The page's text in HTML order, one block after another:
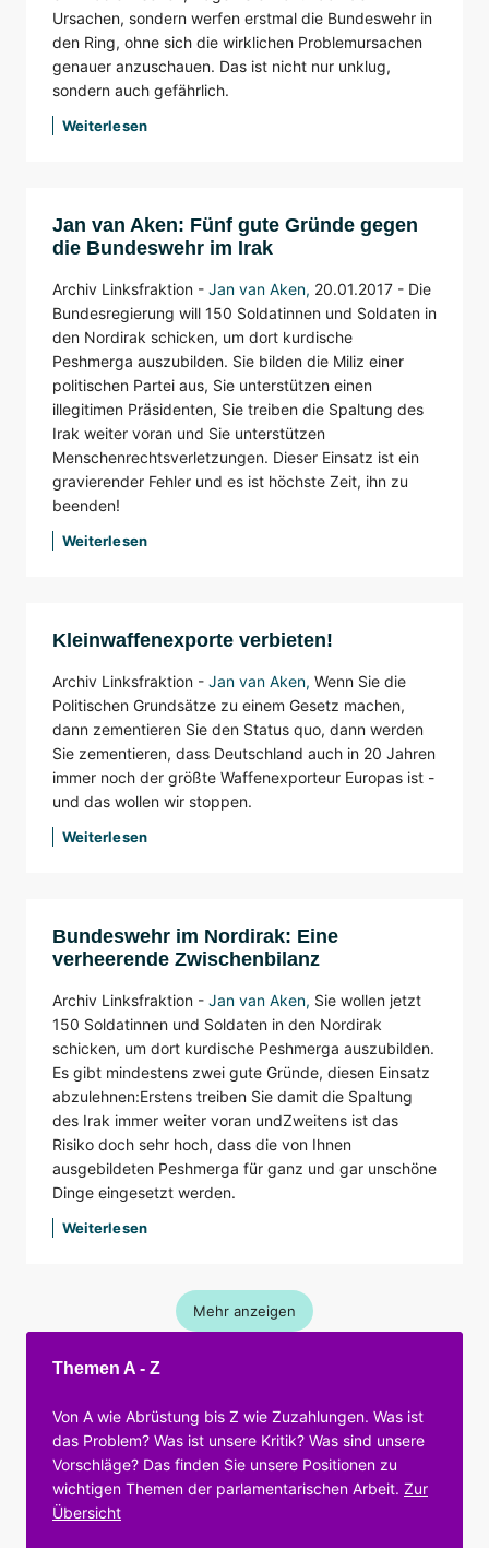
Ursachen, sondern werfen erstmal die Bundeswehr in
den Ring, ohne sich die wirklichen Problemursachen
genauer anzuschauen. Das ist nicht nur unklug,
sondern auch gefährlich.
Weiterlesen
Jan van Aken: Fünf gute Gründe gegen
die Bundeswehr im Irak
Archiv Linksfraktion - Jan van Aken, 20.01.2017 - Die
Bundesregierung will 150 Soldatinnen und Soldaten in
den Nordirak schicken, um dort kurdische
Peshmerga auszubilden. Sie bilden die Miliz einer
politischen Partei aus, Sie unterstützen einen
illegitimen Präsidenten, Sie treiben die Spaltung des
Irak weiter voran und Sie unterstützen
Menschenrechtsverletzungen. Dieser Einsatz ist ein
gravierender Fehler und es ist höchste Zeit, ihn zu
beenden!
Weiterlesen
Kleinwaffenexporte verbieten!
Archiv Linksfraktion - Jan van Aken, Wenn Sie die
Politischen Grundsätze zu einem Gesetz machen,
dann zementieren Sie den Status quo, dann werden
Sie zementieren, dass Deutschland auch in 20 Jahren
immer noch der größte Waffenexporteur Europas ist -
und das wollen wir stoppen.
Weiterlesen
Bundeswehr im Nordirak: Eine
verheerende Zwischenbilanz
Archiv Linksfraktion - Jan van Aken, Sie wollen jetzt
150 Soldatinnen und Soldaten in den Nordirak
schicken, um dort kurdische Peshmerga auszubilden.
Es gibt mindestens zwei gute Gründe, diesen Einsatz
abzulehnen:Erstens treiben Sie damit die Spaltung
des Irak immer weiter voran undZweitens ist das
Risiko doch sehr hoch, dass die von Ihnen
ausgebildeten Peshmerga für ganz und gar unschöne
Dinge eingesetzt werden.
Weiterlesen
Mehr anzeigen
Themen A - Z
Von A wie Abrüstung bis Z wie Zuzahlungen. Was ist
das Problem? Was ist unsere Kritik? Was sind unsere
Vorschläge? Das finden Sie unsere Positionen zu
wichtigen Themen der parlamentarischen Arbeit. Zur
Übersicht